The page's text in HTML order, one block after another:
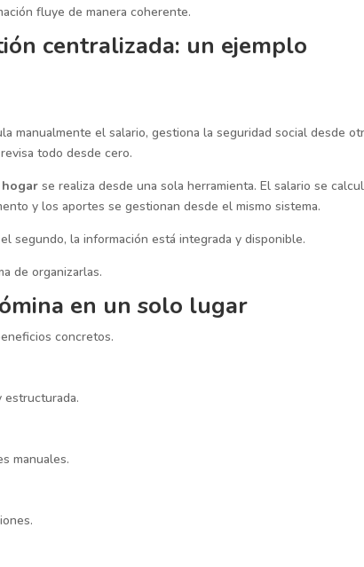
fluye de manera coherente.
centralizada: un ejemplo
manualmente el salario, gestiona la seguridad social desde
todo desde cero.
se realiza desde una sola herramienta. El salario se
y los aportes se gestionan desde el mismo sistema.
segundo, la información está integrada y disponible.
de organizarlas.
en un solo lugar
concretos.
estructurada.
manuales.